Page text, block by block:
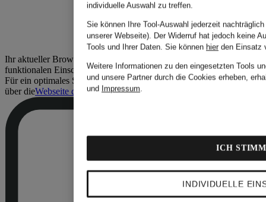
Ihr aktueller Browser ist leider veraltet, wodurch es zu visuellen und
funktionalen Einschränkungen kommen kann.
Für ein optimales Shopping-Erlebnis empfehlen wir, Ihren Browser
über dieWebseite des Browser-Anbieters
individuelle Auswahl zu treffen.
Sie können Ihre Tool-Auswahl jederzeit
unserer Webseite). Der Widerruf hat jedoch keine
Tools und Ihrer Daten. Sie können hier den Einsatz
Weitere Informationen zu den eingesetzten Tools
und unsere Partner durch die Cookies erheben,
und Impressum.
INDIVIDUELLE
ICH